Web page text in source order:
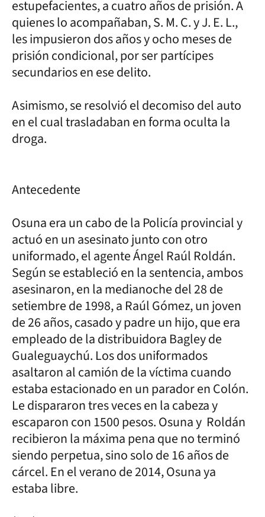
estupefacientes, a cuatro años de prisión. A
quienes lo acompañaban, S. M. C. y J. E. L.,
les impusieron dos años y ocho meses de
prisión condicional, por ser partícipes
secundarios en ese delito.
Asimismo, se resolvió el decomiso del auto
en el cual trasladaban en forma oculta la
droga.
Antecedente
Osuna era un cabo de la Policía provincial y
actuó en un asesinato junto con otro
uniformado, el agente Ángel Raúl Roldán.
Según se estableció en la sentencia, ambos
asesinaron, en la medianoche del 28 de
setiembre de 1998, a Raúl Gómez, un joven
de 26 años, casado y padre un hijo, que era
empleado de la distribuidora Bagley de
Gualeguaychú. Los dos uniformados
asaltaron al camión de la víctima cuando
estaba estacionado en un parador en Colón.
Le dispararon tres veces en la cabeza y
escaparon con 1500 pesos. Osuna y Roldán
recibieron la máxima pena que no terminó
siendo perpetua, sino solo de 16 años de
cárcel. En el verano de 2014, Osuna ya
estaba libre.